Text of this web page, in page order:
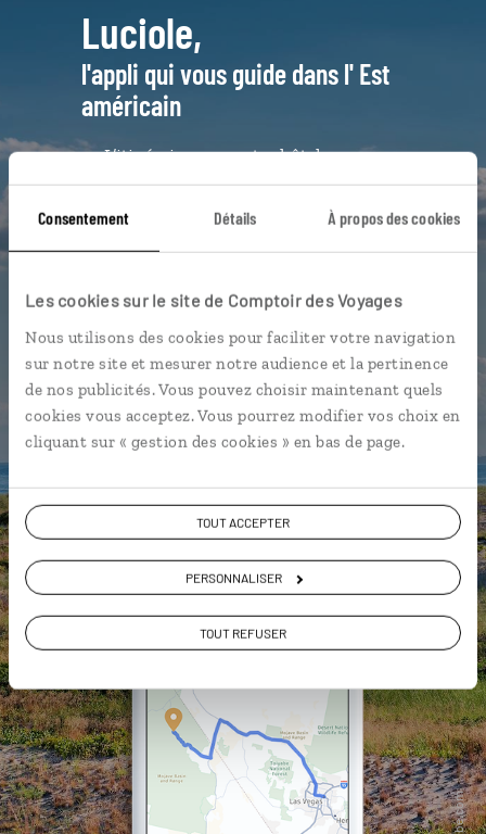
Consentement Détails À propos des cookies
Les cookies sur le site de Comptoir des Voyages
Nous utilisons des cookies pour faciliter votre navigation
sur notre site et mesurer notre audience et la pertinence
de nos publicités. Vous pouvez choisir maintenant quels
cookies vous acceptez. Vous pourrez modifier vos choix en
cliquant sur « gestion des cookies » en bas de page.
TOUT ACCEPTER
PERSONNALISER
TOUT REFUSER
Luciole,
l'appli qui vous guide dans l' Est
américain
L’itinéraire vers votre hôtel en 1
clic
Notre sélection defood truck
Les plus beaux musées
L'album souvenirs à composer
vous-même
DÉCOUVRIR LUCIOLE